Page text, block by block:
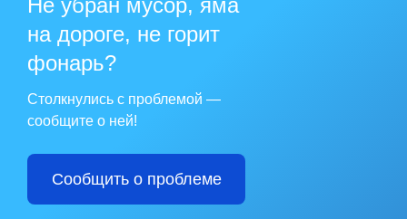
Не убран мусор, яма
на дороге, не горит
фонарь?
Столкнулись с проблемой —
сообщите о ней!
Сообщить о проблеме